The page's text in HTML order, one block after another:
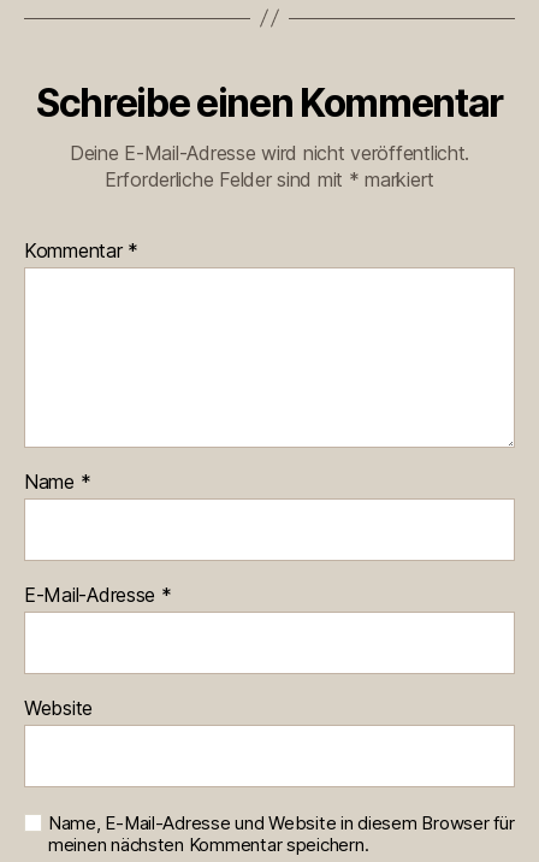
Schreibe einen Kommentar
Deine E-Mail-Adresse wird nicht veröffentlicht.
Erforderliche Felder sind mit * markiert
Kommentar *
Name *
E-Mail-Adresse *
Website
Name, E-Mail-Adresse und Website in diesem Browser für
meinen nächsten Kommentar speichern.